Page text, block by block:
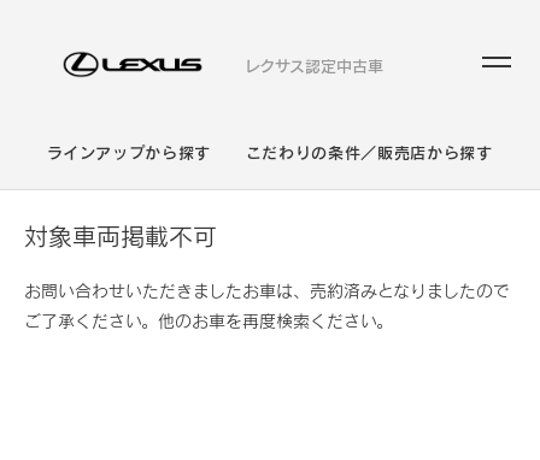
レクサス認定中古車
ラインアップから探す こだわりの条件／販売店から探す
対象車両掲載不可
お問い合わせいただきましたお車は、売約済みとなりましたので
ご了承ください。他のお車を再度検索ください。